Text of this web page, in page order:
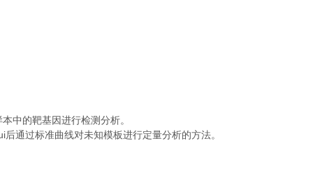
中的靶基因进行检测分析。
后通过标准曲线对未知模板进行定量分析的方法。